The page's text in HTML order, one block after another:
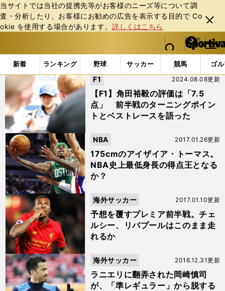
当サイトでは当社の提携先等がお客様のニーズ等について調
査・分析したり、お客様にお勧めの広告を表⽰する⽬的で Co
okie を使⽤する場合があります。詳しくはこちら
閉じ
る
web Sportiva (webスポルティーバ)
検索
マイペ
ー
ジ
メニュ
新着 ランキング 野球 サッカー 競馬 ゴ
b
ス
ル
テ
ィ
ー
バ
「#前半戦」の最新ニュース・ 情報
【F1】角田裕毅の評価は「7.5
点」 前半戦のターニングポイン
トとベストレースを語った
2024.08.08更新
F1
175cmのアイザイア・トーマス。
NBA史上最低身長の得点王となる
か？
2017.01.26更新
NBA
予想を覆すプレミア前半戦。チェ
ルシー、リバプールはこのまま走
れるか
2017.01.10更新
海外サッカー
ラニエリに翻弄された岡崎慎司
が、「準レギュラー」から脱する
2016.12.31更新
海外サッカー